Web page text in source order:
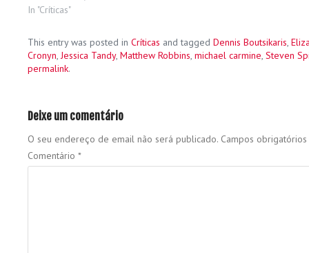
In "Críticas"
This entry was posted in Críticas and tagged Dennis Boutsikaris,
Cronyn,Jessica Tandy, Matthew Robbins, michael carmine, Steven
permalink.
Deixe um comentário
O seu endereço de email não será publicado. Campos
Comentário *